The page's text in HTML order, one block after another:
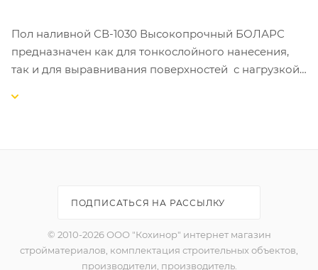
Пол наливной СВ-1030 Высокопрочный БОЛАРС
предназначен как для тонкослойного нанесения,
так и для выравнивания поверхностей с нагрузкой
помещениях с любым уровнем влажности (в т.ч.
ванные комнаты, душевые, подвалы и т.п.), а также
по основаниям, подверженным значительным
температурным колебаниям (неотапливаемые
ПОДПИСАТЬСЯ НА РАССЫЛКУ
© 2010-2026 ООО "Кохинор" интернет магазин
стройматериалов, комплектация строительных объектов,
производители, производитель.